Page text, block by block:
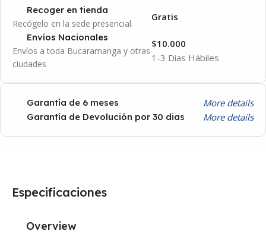
Recoger en tienda
Recógelo en la sede presencial.
Gratis
Envíos Nacionales
Envíos a toda Bucaramanga y otras
ciudades
1-3 Dias Hábiles
$10.000
Garantía de 6 meses More details
Garantía de Devolución por 30 dias More details
Especificaciones
Overview